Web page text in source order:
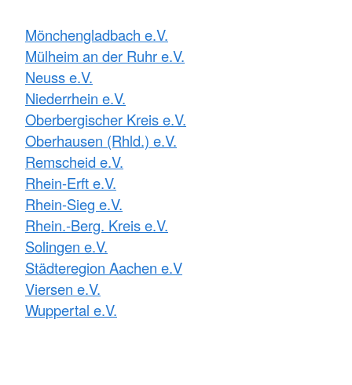
Mönchengladbach e.V.
Mülheim an der Ruhr e.V.
Neuss e.V.
Niederrhein e.V.
Oberbergischer Kreis e.V.
Oberhausen (Rhld.) e.V.
Remscheid e.V.
Rhein-Erft e.V.
Rhein-Sieg e.V.
Rhein.-Berg. Kreis e.V.
Solingen e.V.
Städteregion Aachen e.V
Viersen e.V.
Wuppertal e.V.